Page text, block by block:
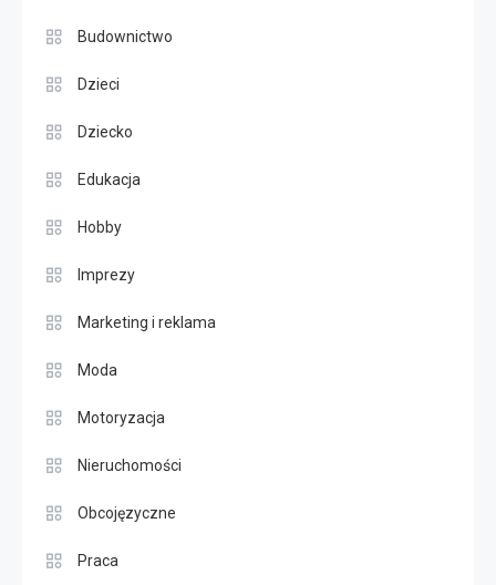
Budownictwo
Dzieci
Dziecko
Edukacja
Hobby
Imprezy
Marketing i reklama
Moda
Motoryzacja
Nieruchomości
Obcojęzyczne
Praca